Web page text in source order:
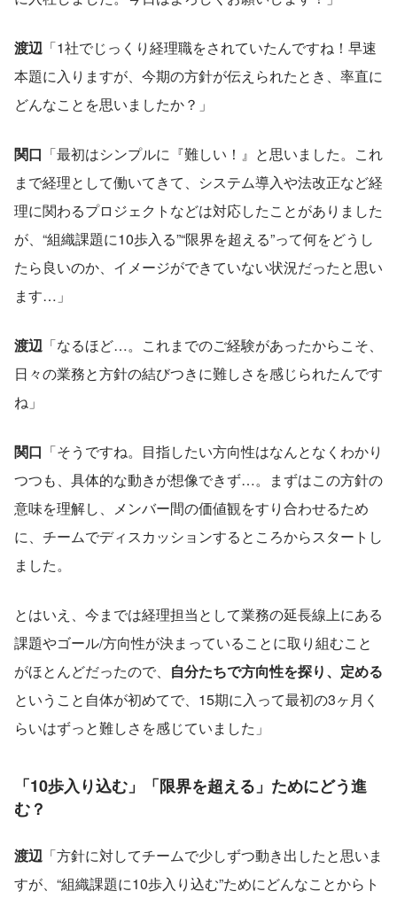
渡辺 「1社でじっくり経理職をされていたんですね！早速
本題に入りますが、今期の方針が伝えられたとき、率直に
どんなことを思いましたか？」
関口 「最初はシンプルに『難しい！』と思いました。これ
まで経理として働いてきて、システム導入や法改正など経
理に関わるプロジェクトなどは対応したことがありました
が、“組織課題に10歩入る”“限界を超える”って何をどうし
たら良いのか、イメージができていない状況だったと思い
ます…」
渡辺 「なるほど…。これまでのご経験があったからこそ、
日々の業務と方針の結びつきに難しさを感じられたんです
ね」
関口 「そうですね。目指したい方向性はなんとなくわかり
つつも、具体的な動きが想像できず…。まずはこの方針の
意味を理解し、メンバー間の価値観をすり合わせるため
に、チームでディスカッションするところからスタートし
ました。
とはいえ、今までは経理担当として業務の延長線上にある
課題やゴール/方向性が決まっていることに取り組むこと
がほとんどだったので、 自分たちで方向性を探り、定める
ということ自体が初めてで、15期に入って最初の3ヶ月く
らいはずっと難しさを感じていました」
「10歩入り込む」「限界を超える」ためにどう進
む？
渡辺 「方針に対してチームで少しずつ動き出したと思いま
すが、“組織課題に10歩入り込む”ためにどんなことからト